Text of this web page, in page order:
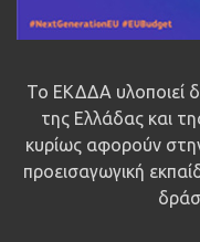
Το ΕΚΔΔΑ υλοποιεί
της Ελλάδας και
κυρίως αφορούν
προεισαγωγική